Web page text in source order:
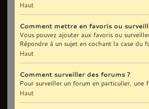
Haut
Comment mettre en favoris ou
Vous pouvez ajouter aux favoris ou
Répondre à un sujet en cochant la case du
Haut
Comment surveiller des forums ?
Pour surveiller un forum en particulier, une
Haut